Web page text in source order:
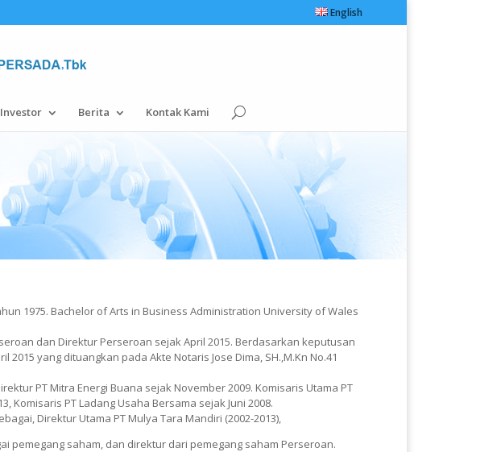
English
Berita Kontak Kami
1975. Bachelor of Arts in Business Administration University of Wales
dan Direktur Perseroan sejak April 2015. Berdasarkan keputusan
2015 yang dituangkan pada Akte Notaris Jose Dima, SH.,M.Kn No.41
PT Mitra Energi Buana sejak November 2009. Komisaris Utama PT
Komisaris PT Ladang Usaha Bersama sejak Juni 2008.
Direktur Utama PT Mulya Tara Mandiri (2002-2013),
pemegang saham, dan direktur dari pemegang saham Perseroan.